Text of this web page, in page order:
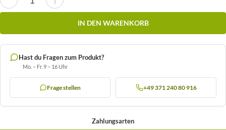
IN DEN WARENKORB
Hast du Fragen zum Produkt?
Mo. – Fr. 9 – 16 Uhr
Frage stellen +49 371 240 80 916
Zahlungsarten